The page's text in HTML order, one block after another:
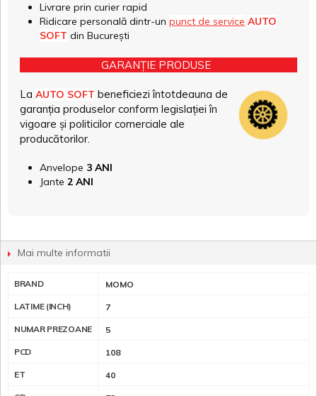
Livrare prin curier rapid
Ridicare personală dintr-un punct de service AUTO
SOFT din București
GARANȚIE PRODUSE
La AUTO SOFT beneficiezi întotdeauna de
garanția produselor conform legislației în
vigoare și politicilor comerciale ale
producătorilor.
Anvelope 3 ANI
Jante 2 ANI
Mai multe informatii
BRAND MOMO
LATIME (INCH) 7
NUMAR PREZOANE 5
PCD 108
ET 40